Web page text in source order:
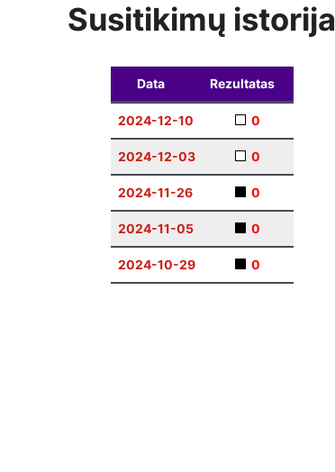
Susitikimų istorija
Data Rezultatas
2024-12-10 0
2024-12-03 0
2024-11-26 0
2024-11-05 0
2024-10-29 0